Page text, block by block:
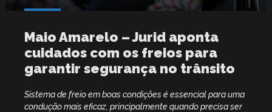
Maio Amarelo – Jurid aponta
cuidados com os freios para
garantir segurança no trânsito
Sistema de freio em boas condições é essencial para uma
condução mais eficaz, principalmente quando precisa ser